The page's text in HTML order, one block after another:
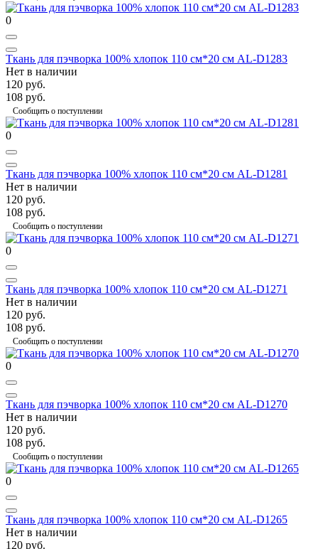
0
Ткань для пэчворка 100% хлопок 110 см*20 см AL-D1283
Нет в наличии
120 руб.
108 руб.
Сообщить о поступлении
0
Ткань для пэчворка 100% хлопок 110 см*20 см AL-D1281
Нет в наличии
120 руб.
108 руб.
Сообщить о поступлении
0
Ткань для пэчворка 100% хлопок 110 см*20 см AL-D1271
Нет в наличии
120 руб.
108 руб.
Сообщить о поступлении
0
Ткань для пэчворка 100% хлопок 110 см*20 см AL-D1270
Нет в наличии
120 руб.
108 руб.
Сообщить о поступлении
0
Ткань для пэчворка 100% хлопок 110 см*20 см AL-D1265
Нет в наличии
120 руб.